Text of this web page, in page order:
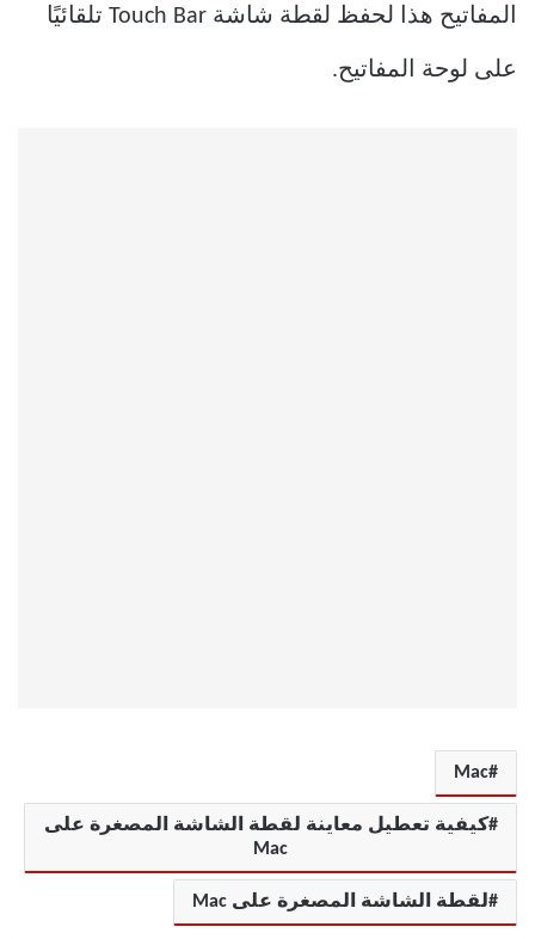
المفاتيح هذا لحفظ لقطة شاشة Touch Bar تلقائيًا
على لوحة المفاتيح.
Mac
كيفية تعطيل معاينة لقطة الشاشة المصغرة على
Mac
لقطة الشاشة المصغرة على Mac